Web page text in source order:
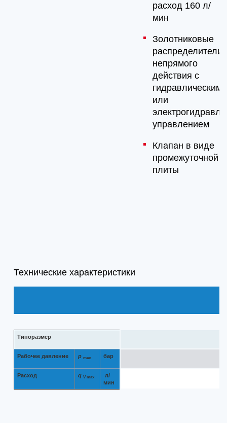
расход 160 л/
мин
Золотниковые
распределители,
непрямого
действия с
гидравлическим
или
управлением
Клапан в виде
промежуточной
плиты
Технические характеристики
Типоразмер
Рабочее давление p max бар
Расход q V max
л/
мин